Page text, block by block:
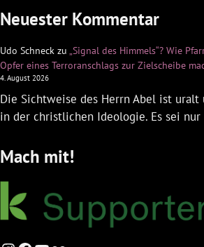
Neuester Kommentar
Udo Schneck zu „Signal des Himmels“? Wie
Opfer eines Terroranschlags zur Zielscheibe
4. August 2026
Die Sichtweise des Herrn Abel ist
in der christlichen Ideologie. Es sei
Mach mit!